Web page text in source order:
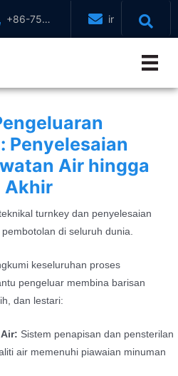
+86-755-
88321071
Penyelesaian
Air hingga
Akhir
turnkey dan penyelesaian
di seluruh dunia.
keseluruhan proses
pengeluar membina barisan
dan lestari:
Sistem penapisan dan pensterilan
air memenuhi piawaian minuman